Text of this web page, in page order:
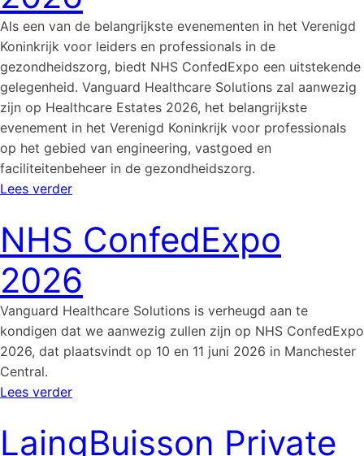
Als een van de belangrijkste evenementen in het Verenigd
Koninkrijk voor leiders en professionals in de
gezondheidszorg, biedt NHS ConfedExpo een uitstekende
gelegenheid. Vanguard Healthcare Solutions zal aanwezig
zijn op Healthcare Estates 2026, het belangrijkste
evenement in het Verenigd Koninkrijk voor professionals
op het gebied van engineering, vastgoed en
faciliteitenbeheer in de gezondheidszorg.
Lees verder
NHS ConfedExpo
2026
Vanguard Healthcare Solutions is verheugd aan te
kondigen dat we aanwezig zullen zijn op NHS ConfedExpo
2026, dat plaatsvindt op 10 en 11 juni 2026 in Manchester
Central.
Lees verder
LaingBuisson Private